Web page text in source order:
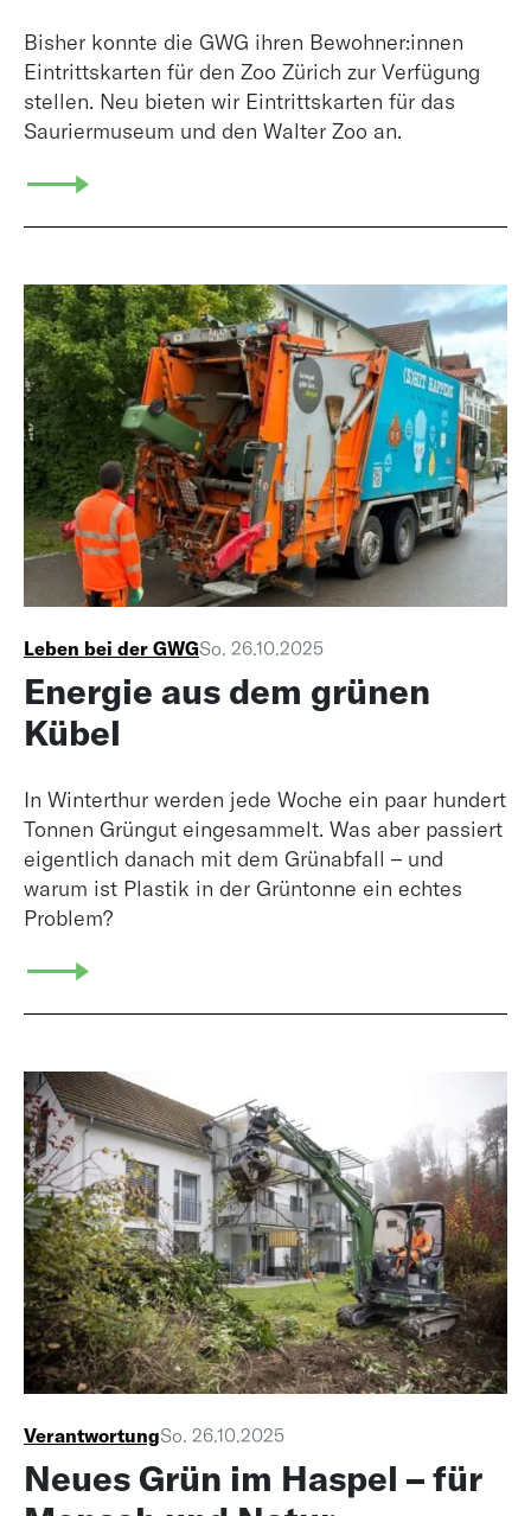
Bisher konnte die GWG ihren Bewohner:innen
Eintrittskarten für den Zoo Zürich zur Verfügung
stellen. Neu bieten wir Eintrittskarten für das
Sauriermuseum und den Walter Zoo an.
Leben bei der GWGSo. 26.10.2025
Energie aus dem grünen
Kübel
In Winterthur werden jede Woche ein paar hundert
Tonnen Grüngut eingesammelt. Was aber passiert
eigentlich danach mit dem Grünabfall – und
warum ist Plastik in der Grüntonne ein echtes
Problem?
VerantwortungSo. 26.10.2025
Neues Grün im Haspel – für